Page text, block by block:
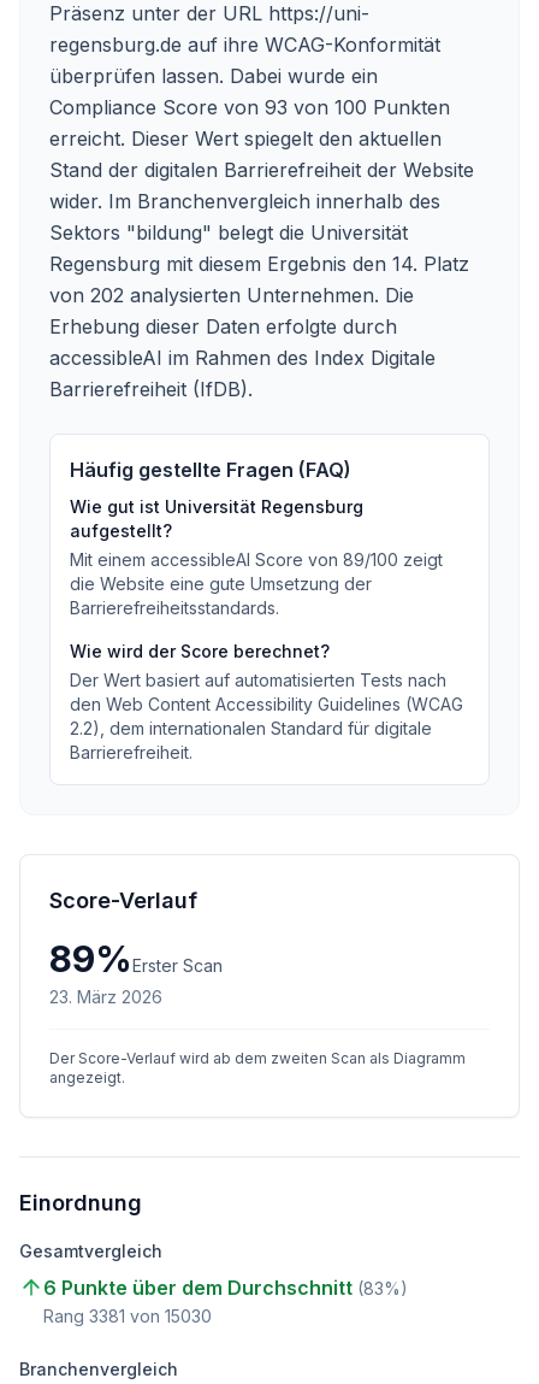
Präsenz unter der URL https://uni-
regensburg.de auf ihre WCAG-Konformität
überprüfen lassen. Dabei wurde ein
Compliance Score von 93 von 100 Punkten
erreicht. Dieser Wert spiegelt den aktuellen
Stand der digitalen Barrierefreiheit der Website
wider. Im Branchenvergleich innerhalb des
Sektors "bildung" belegt die Universität
Regensburg mit diesem Ergebnis den 14. Platz
von 202 analysierten Unternehmen. Die
Erhebung dieser Daten erfolgte durch
accessibleAI im Rahmen des Index Digitale
Barrierefreiheit (IfDB).
Häufig gestellte Fragen (FAQ)
Wie gut ist Universität Regensburg
aufgestellt?
Mit einem accessibleAI Score von 89/100 zeigt
die Website eine gute Umsetzung der
Barrierefreiheitsstandards.
Wie wird der Score berechnet?
Der Wert basiert auf automatisierten Tests nach
den Web Content Accessibility Guidelines (WCAG
2.2), dem internationalen Standard für digitale
Barrierefreiheit.
Score-Verlauf
89%Erster Scan
23. März 2026
Der Score-Verlauf wird ab dem zweiten Scan als Diagramm
angezeigt.
Einordnung
Gesamtvergleich
6 Punkte über dem Durchschnitt (83%)
Rang 3381 von 15030
Branchenvergleich